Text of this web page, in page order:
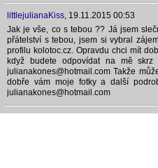
littlejulianaKiss, 19.11.2015 00:53
Jak je vše, co s tebou ?? Já jsem
přátelství s tebou, jsem si vybral
profilu kolotoc.cz. Opravdu chci mít
když budete odpovídat na mě
julianakones@hotmail.com Takže
dobře vám moje fotky a další
julianakones@hotmail.com